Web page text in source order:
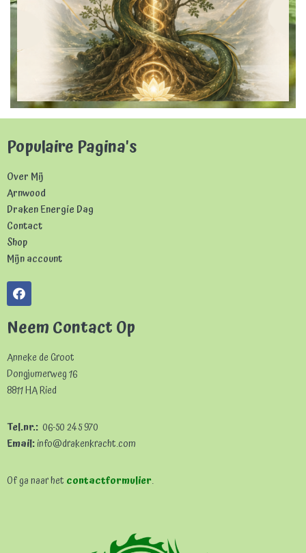
Populaire Pagina's
Over Mij
Arnwood
Draken Energie Dag
Contact
Shop
Mijn account
Neem Contact Op
Anneke de Groot
Dongjumerweg 16
8811 HA Ried
Tel.nr.: 06-50 245 970
Email:info@drakenkracht.com
Of ga naar het contactformulier.